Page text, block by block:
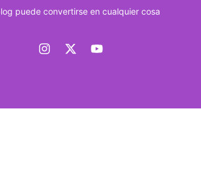
puede convertirse en cualquier cosa